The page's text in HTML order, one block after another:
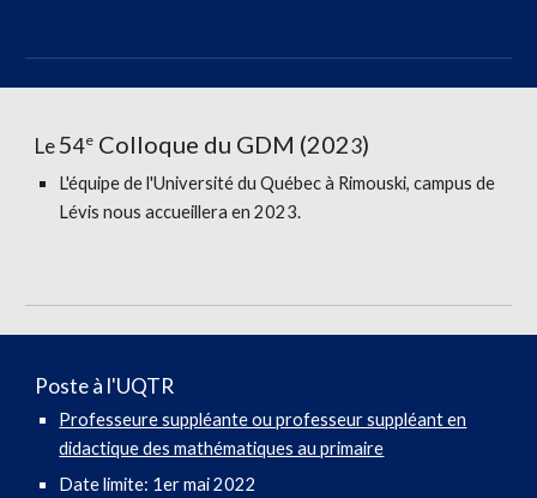
Le54e Colloque du GDM (2023)
L'équipe de l'Université du Québec à Rimouski, campus de
Lévis nous accueillera en 2023.
Poste à l'UQTR
Professeure suppléante ou professeur suppléant en
didactique des mathématiques au primaire
Date limite: 1er mai 2022